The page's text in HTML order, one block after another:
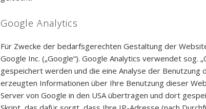
Google Analytics
Für Zwecke der bedarfsgerechten Gestaltung der
Google Inc. („Google“). Google Analytics verwendet sog.
gespeichert werden und die eine Analyse der Benutzung
erzeugten Informationen über Ihre Benutzung dieser
Server von Google in den USA übertragen und dort